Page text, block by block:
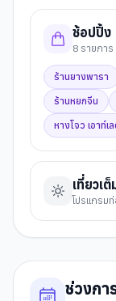
ช้อปปิ้ง
8 รายการ
ร้านยางพารา
ร้านหยกจีน
หางโจว เอาท์เ
เที่ยวเ
โปรแกรม
ช่วงกา